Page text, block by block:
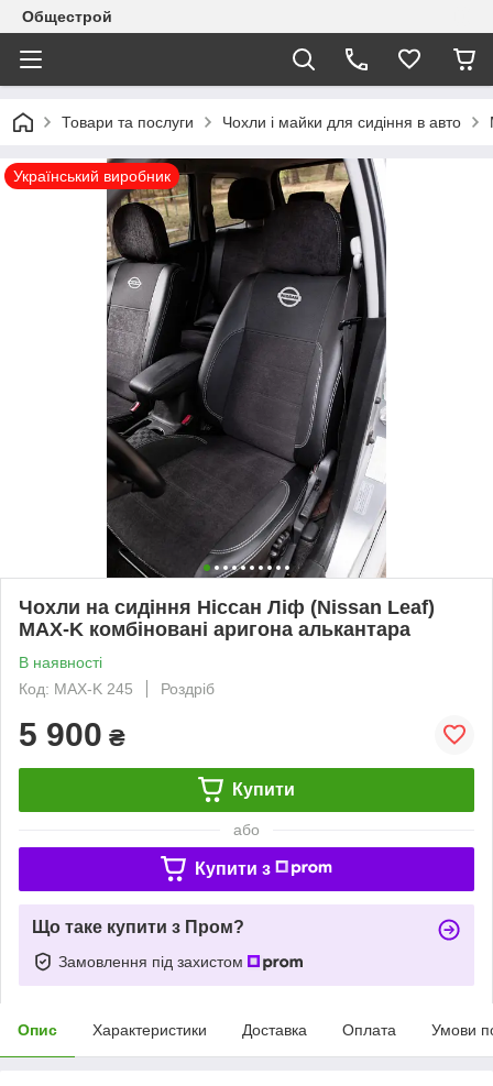
Общестрой
Товари та послуги Чохли і майки для сидіння в авто
Український виробник
Чохли на сидіння Ніссан Ліф (Nissan Leaf)
MAX-K комбіновані аригона алькантара
В наявності
Код: MAX-K 245
Роздріб
5 900 ₴
Купити
або
Купити з
Що таке купити з Пром?
Замовлення під захистом
Опис Характеристики Доставка Оплата Умови